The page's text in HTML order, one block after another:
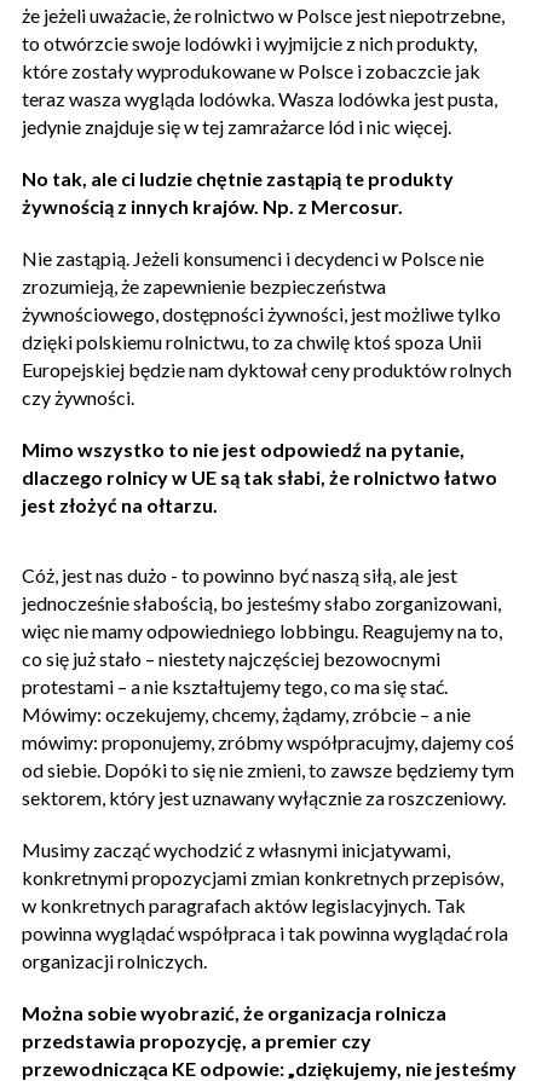
że jeżeli uważacie, że rolnictwo w Polsce jest niepotrzebne,
to otwórzcie swoje lodówki i wyjmijcie z nich produkty,
które zostały wyprodukowane w Polsce i zobaczcie jak
teraz wasza wygląda lodówka. Wasza lodówka jest pusta,
jedynie znajduje się w tej zamrażarce lód i nic więcej.
No tak, ale ci ludzie chętnie zastąpią te produkty
żywnością z innych krajów. Np. z Mercosur.
Nie zastąpią. Jeżeli konsumenci i decydenci w Polsce nie
zrozumieją, że zapewnienie bezpieczeństwa
żywnościowego, dostępności żywności, jest możliwe tylko
dzięki polskiemu rolnictwu, to za chwilę ktoś spoza Unii
Europejskiej będzie nam dyktował ceny produktów rolnych
czy żywności.
Mimo wszystko to nie jest odpowiedź na pytanie,
dlaczego rolnicy w UE są tak słabi, że rolnictwo łatwo
jest złożyć na ołtarzu.
Cóż, jest nas dużo - to powinno być naszą siłą, ale jest
jednocześnie słabością, bo jesteśmy słabo zorganizowani,
więc nie mamy odpowiedniego lobbingu. Reagujemy na to,
co się już stało – niestety najczęściej bezowocnymi
protestami – a nie kształtujemy tego, co ma się stać.
Mówimy: oczekujemy, chcemy, żądamy, zróbcie – a nie
mówimy: proponujemy, zróbmy współpracujmy, dajemy coś
od siebie. Dopóki to się nie zmieni, to zawsze będziemy tym
sektorem, który jest uznawany wyłącznie za roszczeniowy.
Musimy zacząć wychodzić z własnymi inicjatywami,
konkretnymi propozycjami zmian konkretnych przepisów,
w konkretnych paragrafach aktów legislacyjnych. Tak
powinna wyglądać współpraca i tak powinna wyglądać rola
organizacji rolniczych.
Można sobie wyobrazić, że organizacja rolnicza
przedstawia propozycję, a premier czy
przewodnicząca KE odpowie: „dziękujemy, nie jesteśmy